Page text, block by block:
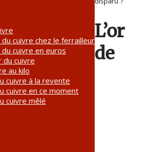
du cuivre chez le ferrailleur
du cuivre en euros
du cuivre
au kilo
cuivre à la revente
cuivre en ce moment
cuivre mêlé
L’or
de